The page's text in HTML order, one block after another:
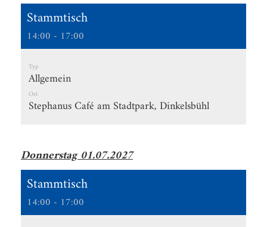
Stammtisch
14:00 - 17:00
Typ
Allgemein
Ort
Stephanus Café am Stadtpark, Dinkelsbühl
Donnerstag 01.07.2027
Stammtisch
14:00 - 17:00